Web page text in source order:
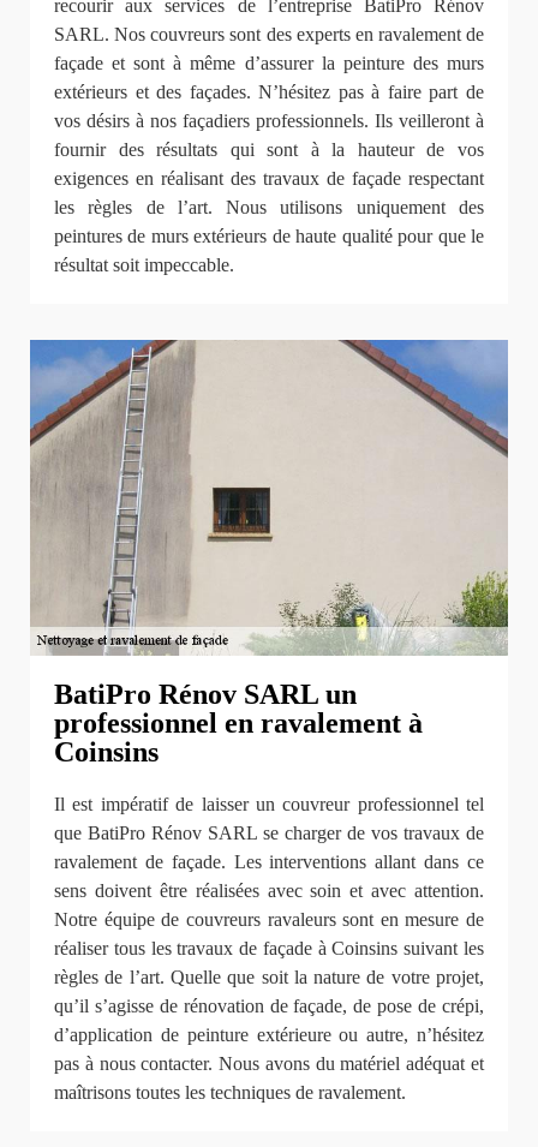
recourir aux services de l’entreprise BatiPro Rénov
SARL. Nos couvreurs sont des experts en ravalement de
façade et sont à même d’assurer la peinture des murs
extérieurs et des façades. N’hésitez pas à faire part de
vos désirs à nos façadiers professionnels. Ils veilleront à
fournir des résultats qui sont à la hauteur de vos
exigences en réalisant des travaux de façade respectant
les règles de l’art. Nous utilisons uniquement des
peintures de murs extérieurs de haute qualité pour que le
résultat soit impeccable.
BatiPro Rénov SARL un
professionnel en ravalement à
Coinsins
Il est impératif de laisser un couvreur professionnel tel
que BatiPro Rénov SARL se charger de vos travaux de
ravalement de façade. Les interventions allant dans ce
sens doivent être réalisées avec soin et avec attention.
Notre équipe de couvreurs ravaleurs sont en mesure de
réaliser tous les travaux de façade à Coinsins suivant les
règles de l’art. Quelle que soit la nature de votre projet,
qu’il s’agisse de rénovation de façade, de pose de crépi,
d’application de peinture extérieure ou autre, n’hésitez
pas à nous contacter. Nous avons du matériel adéquat et
maîtrisons toutes les techniques de ravalement.